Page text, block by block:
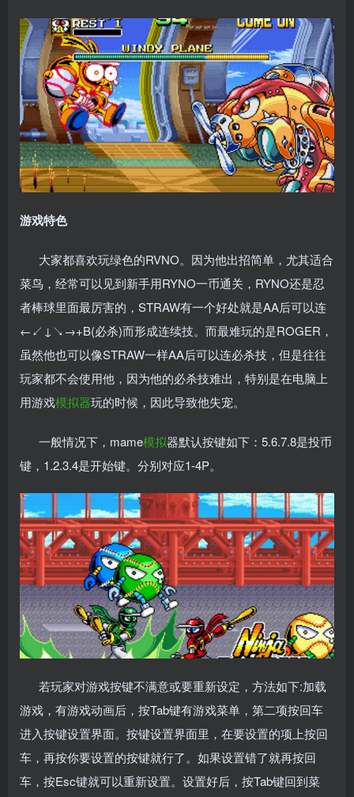
游戏特色
大家都喜欢玩绿色的RVNO。因为他出招简单，尤其适合
菜鸟，经常可以见到新手用RYNO一币通关，RYNO还是忍
者棒球里面最厉害的，STRAW有一个好处就是AA后可以连
←↙↓↘→+B(必杀)而形成连续技。而最难玩的是ROGER，
虽然他也可以像STRAW一样AA后可以连必杀技，但是往往
玩家都不会使用他，因为他的必杀技难出，特别是在电脑上
用游戏模拟器玩的时候，因此导致他失宠。
一般情况下，mame模拟器默认按键如下：5.6.7.8是投币
键，1.2.3.4是开始键。分别对应1-4P。
若玩家对游戏按键不满意或要重新设定，方法如下:加载
游戏，有游戏动画后，按Tab键有游戏菜单，第二项按回车
进入按键设置界面。按键设置界面里，在要设置的项上按回
车，再按你要设置的按键就行了。如果设置错了就再按回
车，按Esc键就可以重新设置。设置好后，按Tab键回到菜